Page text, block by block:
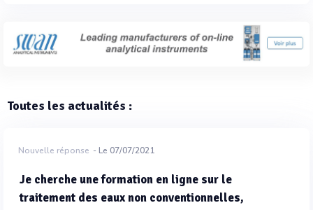
Toutes les actualités :
Nouvelle réponse - Le 07/07/2021
Je cherche une formation en ligne sur le
traitement des eaux non conventionnelles,